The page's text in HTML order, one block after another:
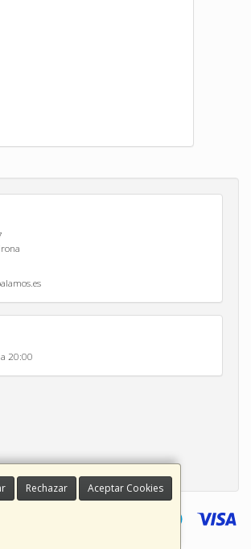
Rechazar Aceptar Cookies
20:00